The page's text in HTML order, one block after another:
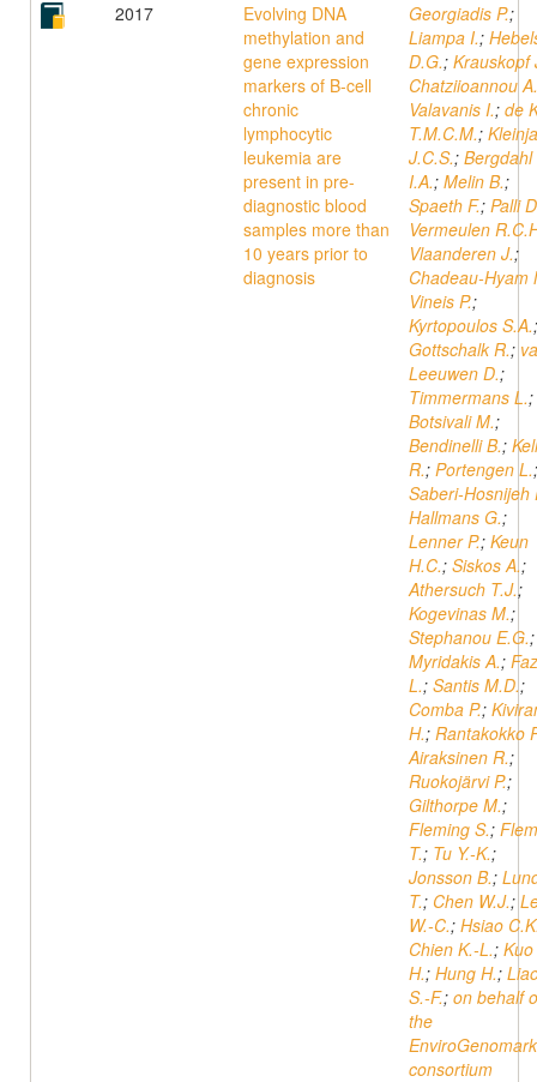
2017
Evolving DNA
methylation and
gene expression
markers of B-cell
chronic
lymphocytic
leukemia are
present in pre-
diagnostic blood
samples more than
10 years prior to
diagnosis
Georgiadis P.;
Liampa I.;
D.G.; Krauskopf
Chatziioannou A.
Valavanis I.; de
T.M.C.M.;
J.C.S.; Bergdahl
I.A.; Melin B.;
Spaeth F.; Palli
Vermeulen
Vlaanderen J.;
Chadeau-Hyam
Vineis P.;
Kyrtopoulos S.A.;
Gottschalk R.;
Leeuwen D.;
Timmermans L.;
Botsivali M.;
Bendinelli B.;
R.; Portengen L.;
Saberi-Hosnijeh
Hallmans G.;
Lenner P.; Keun
H.C.; Siskos A.;
Athersuch T.J.;
Kogevinas M.;
Stephanou E.G.;
Myridakis A.;
L.; Santis M.D.;
Comba P.;
H.; Rantakokko
Airaksinen R.;
Ruokojärvi P.;
Gilthorpe M.;
Fleming S.;
T.; Tu Y.-K.;
Jonsson B.;
T.; Chen W.J.;
W.-C.; Hsiao
Chien K.-L.; Kuo
H.; Hung H.;
S.-F.; on behalf
the
consortium